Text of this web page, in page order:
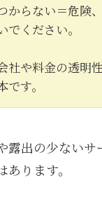
からない＝危険
でください。
社や料金の透明
す。
露出の少ないサ
ります。